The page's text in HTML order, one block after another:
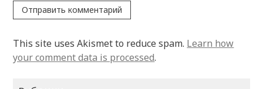
This site uses Akismet to reduce spam. Learn how
your comment data is processed.